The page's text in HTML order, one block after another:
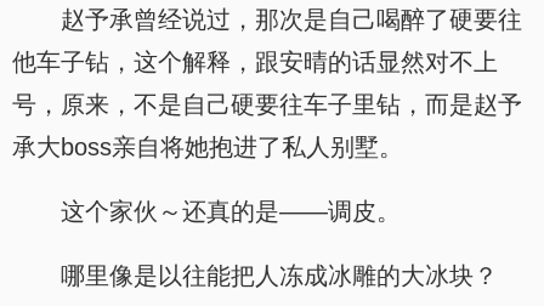
赵予承曾经说过，那次是自己喝醉了硬要往
他车子钻，这个解释，跟安晴的话显然对不上
号，原来，不是自己硬要往车子里钻，而是赵予
承大boss亲自将她抱进了私人别墅。
这个家伙～还真的是——调皮。
哪里像是以往能把人冻成冰雕的大冰块？